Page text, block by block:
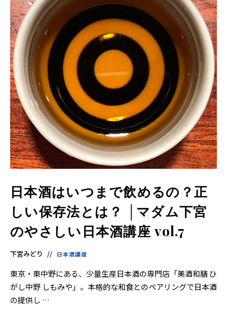
日本酒はいつまで飲めるの？正
しい保存法とは？ │マダム下宮
のやさしい日本酒講座 vol.7
下宮みどり 日本酒講座
東京・東中野にある、少量生産日本酒の専門店「美酒和膳 ひ
がし中野 しもみや」。本格的な和食とのペアリングで日本酒
の提供し …